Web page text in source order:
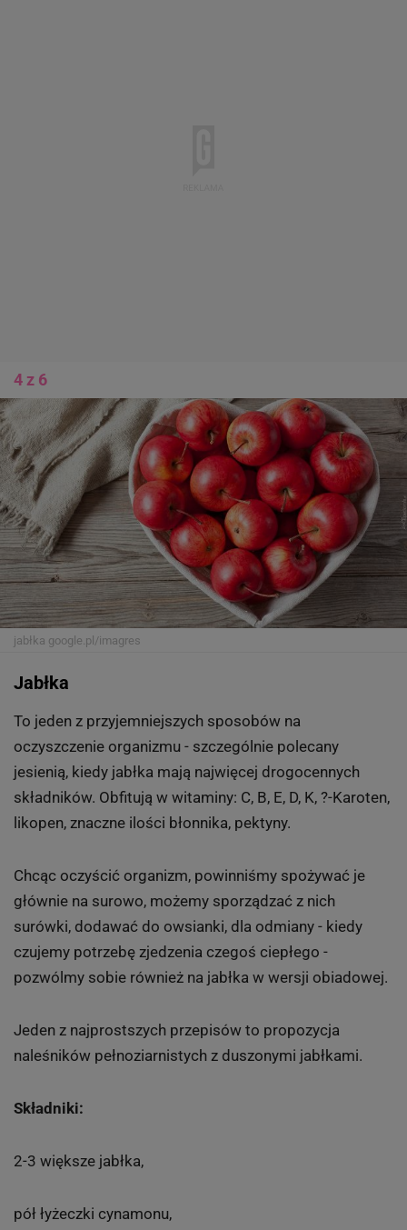
4 z 6
jabłka google.pl/imagres
Jabłka
To jeden z przyjemniejszych sposobów na
oczyszczenie organizmu - szczególnie polecany
jesienią, kiedy jabłka mają najwięcej drogocennych
składników. Obfitują w witaminy: C, B, E, D, K, ?-Karoten,
likopen, znaczne ilości błonnika, pektyny.
Chcąc oczyścić organizm, powinniśmy spożywać je
głównie na surowo, możemy sporządzać z nich
surówki, dodawać do owsianki, dla odmiany - kiedy
czujemy potrzebę zjedzenia czegoś ciepłego -
pozwólmy sobie również na jabłka w wersji obiadowej.
Jeden z najprostszych przepisów to propozycja
naleśników pełnoziarnistych z duszonymi jabłkami.
Składniki:
2-3 większe jabłka,
pół łyżeczki cynamonu,